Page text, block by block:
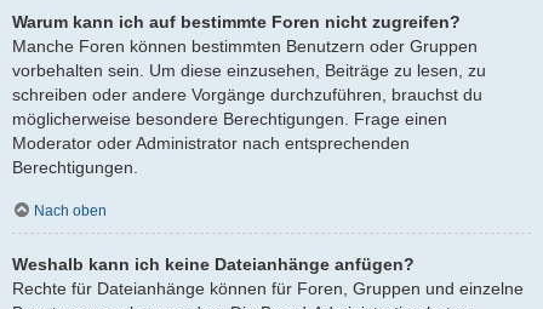
Warum kann ich auf bestimmte Foren nicht zugreifen?
Manche Foren können bestimmten Benutzern oder Gruppen
vorbehalten sein. Um diese einzusehen, Beiträge zu lesen, zu
schreiben oder andere Vorgänge durchzuführen, brauchst du
möglicherweise besondere Berechtigungen. Frage einen
Moderator oder Administrator nach entsprechenden
Berechtigungen.
Nach oben
Weshalb kann ich keine Dateianhänge anfügen?
Rechte für Dateianhänge können für Foren, Gruppen und einzelne